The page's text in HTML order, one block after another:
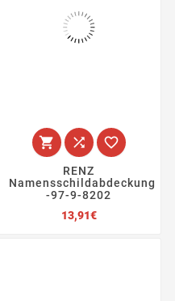
  
RENZ
Namensschildabdeckung
-97-9-8202
13,91€Preis